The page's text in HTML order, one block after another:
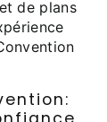
de plans